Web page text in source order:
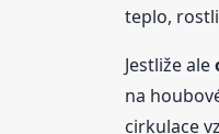
teplo,
Jestliže ale
na
cirkulace